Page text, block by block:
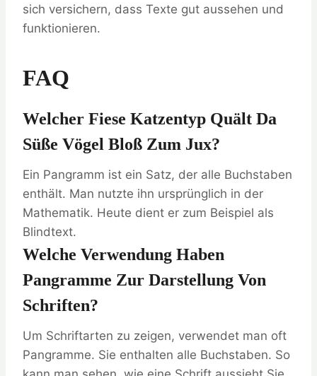
sich versichern, dass Texte gut aussehen und
funktionieren.
FAQ
Welcher Fiese Katzentyp Quält Da
Süße Vögel Bloß Zum Jux?
Ein Pangramm ist ein Satz, der alle Buchstaben
enthält. Man nutzte ihn ursprünglich in der
Mathematik. Heute dient er zum Beispiel als
Blindtext.
Welche Verwendung Haben
Pangramme Zur Darstellung Von
Schriften?
Um Schriftarten zu zeigen, verwendet man oft
Pangramme. Sie enthalten alle Buchstaben. So